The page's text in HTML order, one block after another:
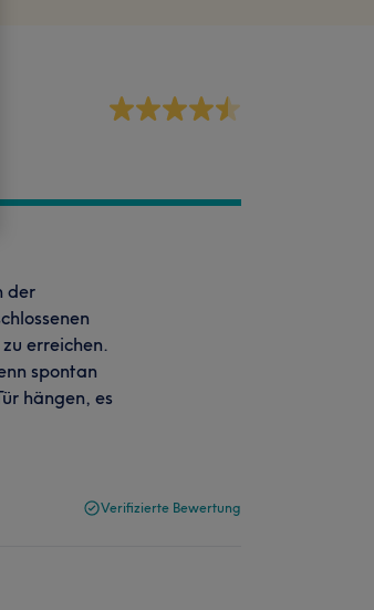
der
erreichen.
spontan
hängen, es
Verifizierte Bewertung